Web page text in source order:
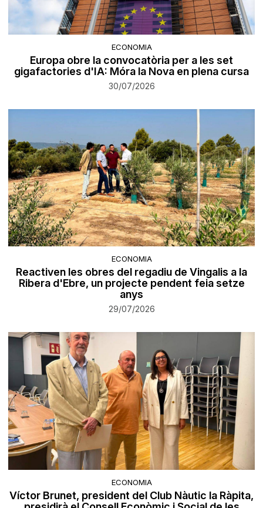
ECONOMIA
Europa obre la convocatòria per a les set
gigafactories d'IA: Móra la Nova en plena cursa
30/07/2026
ECONOMIA
Reactiven les obres del regadiu de Vingalis a la
Ribera d'Ebre, un projecte pendent feia setze
anys
29/07/2026
ECONOMIA
Víctor Brunet, president del Club Nàutic la Ràpita,